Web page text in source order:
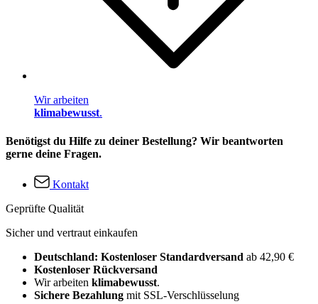
Wir arbeiten
klimabewusst.
Benötigst du Hilfe zu deiner Bestellung? Wir beantworten
gerne deine Fragen.
Kontakt
Geprüfte Qualität
Sicher und vertraut einkaufen
Deutschland: Kostenloser Standardversand ab 42,90 €
Kostenloser Rückversand
Wir arbeiten klimabewusst.
Sichere Bezahlung mit SSL-Verschlüsselung